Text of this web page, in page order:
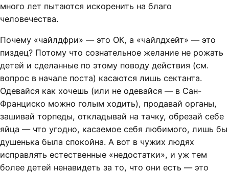
много лет пытаются искоренить на благо
человечества.
Почему «чайлдфри» — это ОК, а «чайлдхейт» — это
пиздец? Потому что сознательное желание не рожать
детей и сделанные по этому поводу действия (см.
вопрос в начале поста) касаются лишь сектанта.
Одевайся как хочешь (или не одевайся — в Сан-
Франциско можно голым ходить), продавай органы,
зашивай торпеды, откладывай на тачку, обрезай себе
яйца — что угодно, касаемое себя любимого, лишь бы
душенька была спокойна. А вот в чужих людях
исправлять естественные «недостатки», и уж тем
более детей ненавидеть за то, что они есть — это